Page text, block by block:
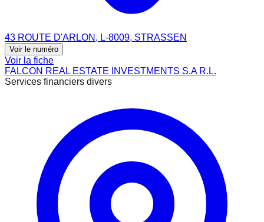
43 ROUTE D'ARLON, L-8009, STRASSEN
Voir le numéro
Voir la fiche
FALCON REAL ESTATE INVESTMENTS S.A R.L.
Services financiers divers